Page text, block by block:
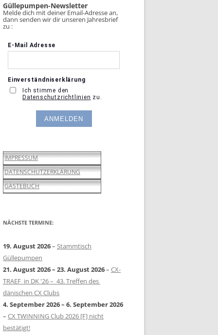
Güllepumpen-Newsletter
Melde dich mit deiner Email-Adresse an,
dann senden wir dir unseren Jahresbrief
zu :
IMPRESSUM
DATENSCHUTZERKLÄRUNG
GÄSTEBUCH
NÄCHSTE TERMINE:
19. August 2026– Stammtisch
Güllepumpen
21. August 2026– 23. August 2026– CX-
TRAEF in DK '26 – 43. Treffen des
dänischen CX Clubs
4. September 2026– 6. September 2026
– CX TWINNING Club 2026 [F] nicht
bestätigt!